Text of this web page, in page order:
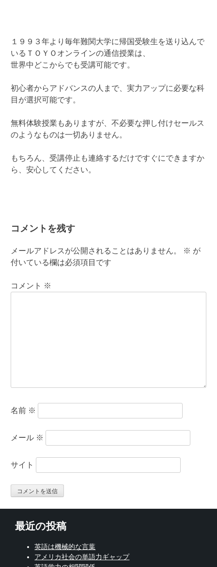
１９９３年より毎年難関大学に帰国受験生を送り込んで
いるＴＯＹＯオンラインの通信授業は、
世界中どこからでも受講可能です。
初心者からアドバンスの人まで、実力アップに必要な科
目が選択可能です。
無料体験授業もありますが、不必要な押し付けセールス
のようなものは一切ありません。
もちろん、受講停止も連絡するだけですぐにできますか
ら、安心してください。
コメントを残す
メールアドレスが公開されることはありません。 ※ が
付いている欄は必須項目です
コメント ※
名前 ※
メール ※
サイト
最近の投稿
英語は機械的な言葉
アメリカ社会の単語力ギャップ